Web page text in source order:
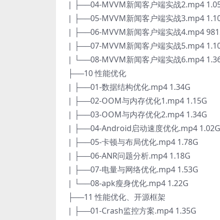
| ├──04-MVVM新闻客户端实战2.mp4
| ├──05-MVVM新闻客户端实战3.mp4
| ├──06-MVVM新闻客户端实战4.mp4
| ├──07-MVVM新闻客户端实战5.mp4
| └──08-MVVM新闻客户端实战6.mp4
├──10 性能优化
| ├──01-数据结构优化.mp4 1.34G
| ├──02-OOM与内存优化1.mp4 1.15G
| ├──03-OOM与内存优化2.mp4 1.34G
| ├──04-Android启动速度优化.mp4 1.02G
| ├──05-卡顿与布局优化.mp4 1.78G
| ├──06-ANR问题分析.mp4 1.18G
| ├──07-电量与网络优化.mp4 1.53G
| └──08-apk瘦身优化.mp4 1.22G
├──11 性能优化、开源框架
| ├──01-Crash监控方案.mp4 1.35G